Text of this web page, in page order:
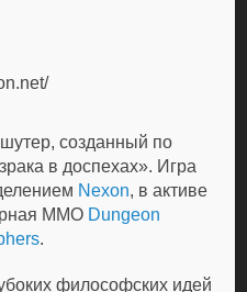
созданный по
в доспехах». Игра
Nexon, в активе
MMO Dungeon
.
философских идей